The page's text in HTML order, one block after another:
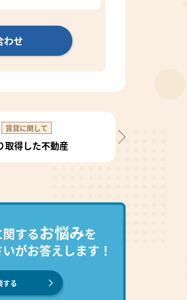
わせ
賃貸に関して
取得した不動産
するお悩みを
がお答えします！
する